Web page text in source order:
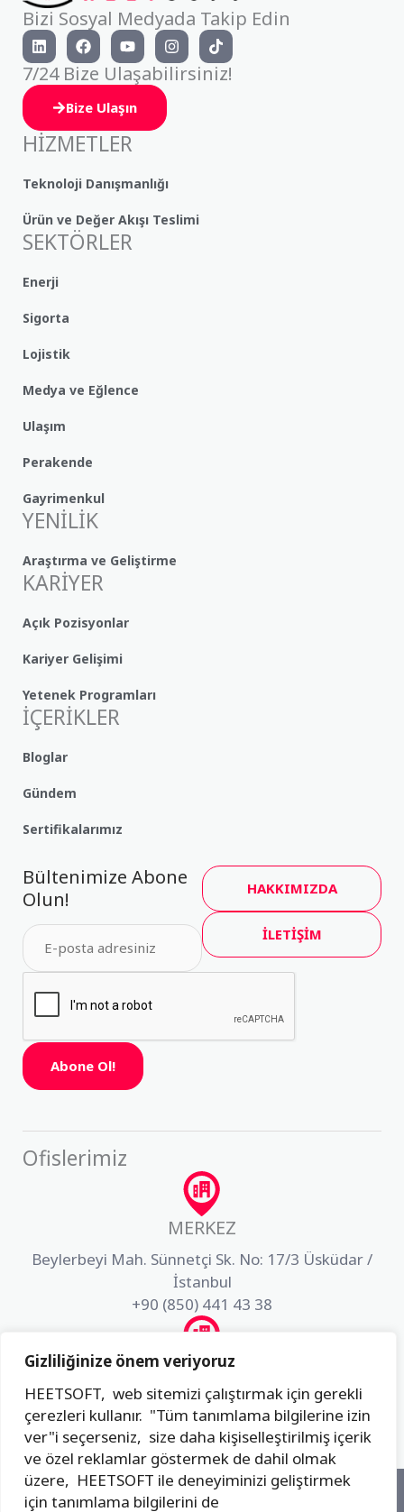
Gizliliğinize önem veriyoruz
HEETSOFT, web sitemizi çalıştırmak için gerekli
çerezleri kullanır. "Tüm tanımlama bilgilerine izin
ver"i seçerseniz, size daha kişiselleştirilmiş içerik
ve özel reklamlar göstermek de dahil olmak
üzere, HEETSOFT ile deneyiminizi geliştirmek
için tanımlama bilgilerini de
Bizi Sosyal Medyada Takip Edin
L
i
n
k
i
n
F
a
c
e
o
o
k
Y
o
u
t
b
e
I
n
s
t
T
i
k
t
7/24 Bize Ulaşabilirsiniz!
Bize Ulaşın
HİZMETLER
Teknoloji Danışmanlığı
Ürün ve Değer Akışı Teslimi
SEKTÖRLER
Enerji
Sigorta
Lojistik
Medya ve Eğlence
Ulaşım
Perakende
Gayrimenkul
YENİLİK
Araştırma ve Geliştirme
KARİYER
Açık Pozisyonlar
Kariyer Gelişimi
Yetenek Programları
İÇERİKLER
Bloglar
Gündem
Sertifikalarımız
Bültenimize Abone
Olun!
Abone Ol!
HAKKIMIZDA
İLETİŞİM
Ofislerimiz
MERKEZ
Beylerbeyi Mah. Sünnetçi Sk. No: 17/3 Üsküdar /
İstanbul
+90 (850) 441 43 38
AR-GE
Akfırat Mah. Fatih Sultan Mehmet Bulvarı Dış Kapı
No:3 İç Kapı No:49 Tuzla / İstanbul
+90 (850) 441 43 38
© 2026 HEETSOFT BİLGİ TEKNOLOJİLERİ